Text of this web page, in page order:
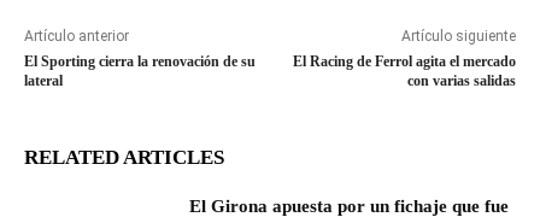
Artículo anterior
El Sporting cierra la renovación de su
lateral
Artículo siguiente
El Racing de Ferrol agita el mercado
con varias salidas
RELATED ARTICLES
El Girona apuesta por un fichaje que fue